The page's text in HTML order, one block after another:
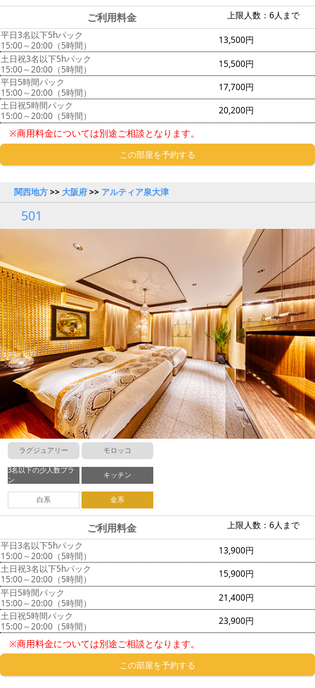
上限人数：6人まで
ご利用料金
平日3名以下5hパック
15:00～20:00（5時間）
13,500円
土日祝3名以下5hパック
15:00～20:00（5時間）
15,500円
平日5時間パック
15:00～20:00（5時間）
17,700円
土日祝5時間パック
15:00～20:00（5時間）
20,200円
※商用料金については別途ご相談となります。
この部屋を予約する
関西地方>>大阪府>> アルティア泉大津
501
ラグジュアリー モロッコ
3名以下の少人数プラ
ン
キッチン
白系 金系
上限人数：6人まで
ご利用料金
平日3名以下5hパック
15:00～20:00（5時間）
13,900円
土日祝3名以下5hパック
15:00～20:00（5時間）
15,900円
平日5時間パック
15:00～20:00（5時間）
21,400円
土日祝5時間パック
15:00～20:00（5時間）
23,900円
※商用料金については別途ご相談となります。
この部屋を予約する